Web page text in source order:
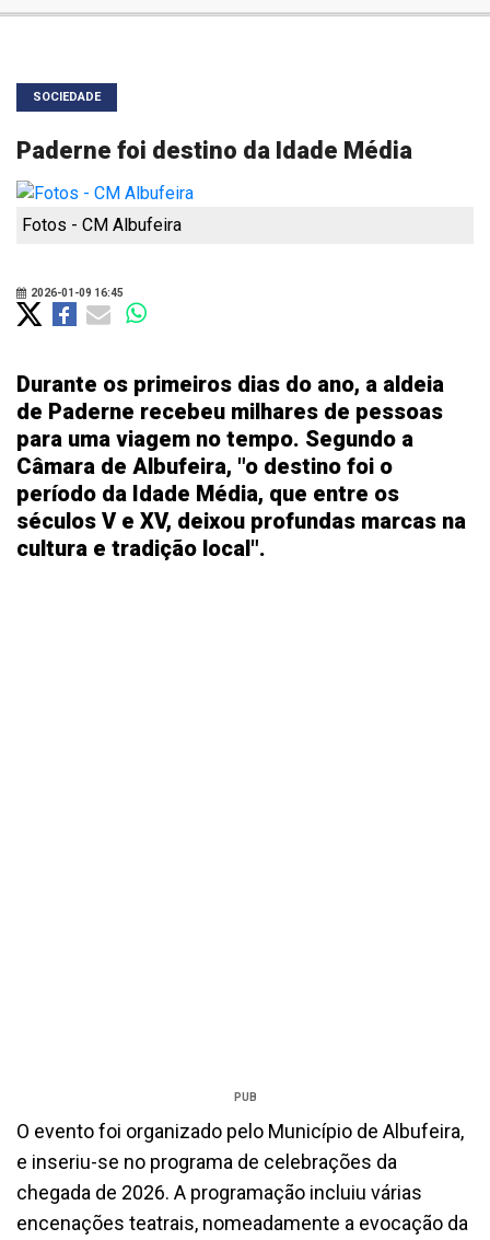
SOCIEDADE
Paderne foi destino da Idade Média
Fotos - CM Albufeira
2026-01-09 16:45
Durante os primeiros dias do ano, a aldeia
de Paderne recebeu milhares de pessoas
para uma viagem no tempo. Segundo a
Câmara de Albufeira, "o destino foi o
período da Idade Média, que entre os
séculos V e XV, deixou profundas marcas na
cultura e tradição local".
PUB
O evento foi organizado pelo Município de Albufeira,
e inseriu-se no programa de celebrações da
chegada de 2026. A programação incluiu várias
encenações teatrais, nomeadamente a evocação da